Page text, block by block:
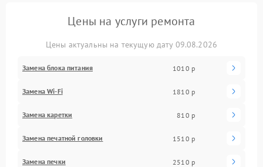
Цены на услуги ремонта
Цены актуальны на текущую дату 09.08.2026
Замена блока питания 1010 р
Замена Wi-Fi 1810 р
Замена каретки 810 р
Замена печатной головки 1510 р
Замена печки 2510 р